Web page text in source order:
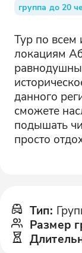
группа до 20
Тур по
локациям
данного
сможете
подышать
просто
Тип:
Размер